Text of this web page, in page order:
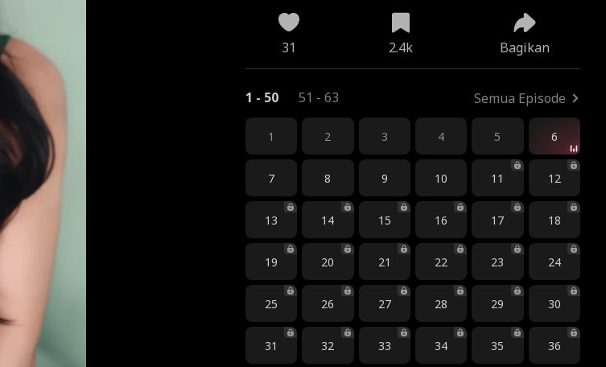
31 2.4k Bagikan
1 - 50 51 - 63 Semua Episode
1 2 3 4 5 6
7 8 9 10 11 12
13 14 15 16 17 18
19 20 21 22 23 24
25 26 27 28 29 30
31 32 33 34 35 36